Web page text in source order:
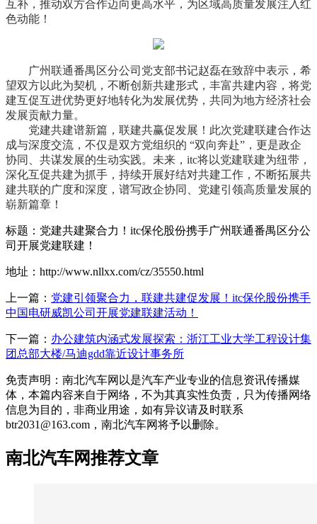
互补，推动双方合作迈向更高水平，为区域高质量发展注入红
色动能！
广州联通番禺区分公司党支部书记赵磊在致辞中表示，希
望双方以此为契机，不断创新共建形式，丰富共建内容，将党
建互促互进优势更好地转化为发展优势，共同为地方经济社会
发展贡献力量。
党建共建谱新篇，联建共赢促发展！此次党建联建合作达
成与深度交流，不仅是双方党组织的 “双向奔赴”，更是政企
协同、共谋发展的生动实践。未来，itc将以党建联建为纽带，
深化互促共建为抓手，持续开展好结对共建工作，不断拓展共
建共联的广度和深度，谱写政企协同、党建引领高质量发展的
崭新篇章！
标题：党建共建聚合力！itc保伦股份携手广州联通番禺区分公
司开展党建联建！
地址：http://www.nllxx.com/cz/35550.html
上一篇： 党建引领聚合力，联建共建促发展！itc保伦股份携手
中国电研威凯公司开展党建联建活动！
下一篇： 办公建筑内涵式发展探索：浙江工业大学工程设计集
团总部大楼/马迪gdd靠近设计事务所
免责声明：南北汽车网以是汽车产业专业的信息资讯传播媒
体，本篇内容来自于网络，不为其真实性负责，只为传播网络
信息为目的，非商业用途，如有异议请及时联系
btr2031@163.com，南北汽车网将予以删除。
南北汽车网推荐文章